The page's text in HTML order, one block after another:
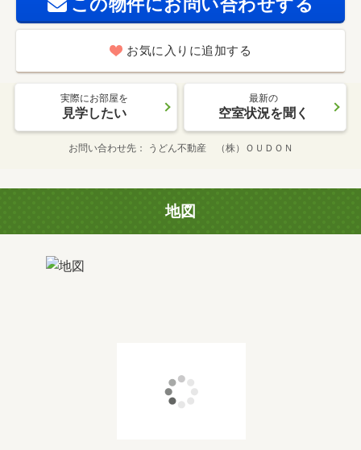
この物件にお問い合わせする
お気に入りに追加する
実際にお部屋を
見学したい
最新の
空室状況を聞く
お問い合わせ先 うどん不動産 （株）ＯＵＤＯＮ
地図